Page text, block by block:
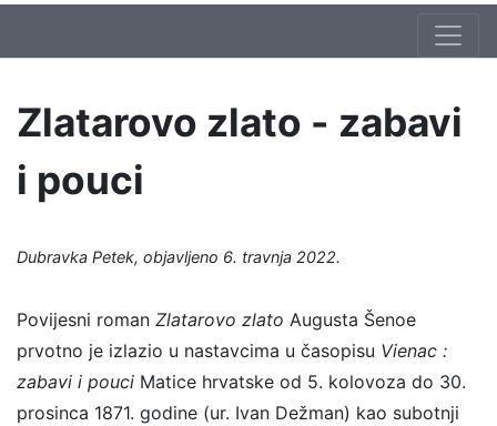
Zlatarovo zlato - zabavi
i pouci
Dubravka Petek, objavljeno 6. travnja 2022.
Povijesni roman Zlatarovo zlato Augusta Šenoe
prvotno je izlazio u nastavcima u časopisu Vienac :
zabavi i pouci Matice hrvatske od 5. kolovoza do 30.
prosinca 1871. godine (ur. Ivan Dežman) kao subotnji